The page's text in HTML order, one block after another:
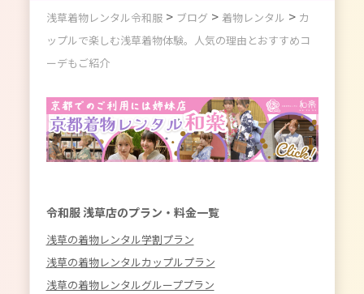
浅草着物レンタル令和服> ブログ > 着物レンタル > カ
ップルで楽しむ浅草着物体験。人気の理由とおすすめコ
ーデもご紹介
令和服 浅草店のプラン・料金一覧
浅草の着物レンタル学割プラン
浅草の着物レンタルカップルプラン
浅草の着物レンタルグループプラン